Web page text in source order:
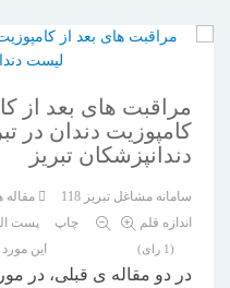
مراقبت های بعد از
کامپوزیت دندان در
دندانپزشکان تبریز
سامانه مشاغل تبریز 118 مقاله
اندازه قلم
چاپ پست
این مورد
(1 رای)
در دو مقاله ی قبلی، در